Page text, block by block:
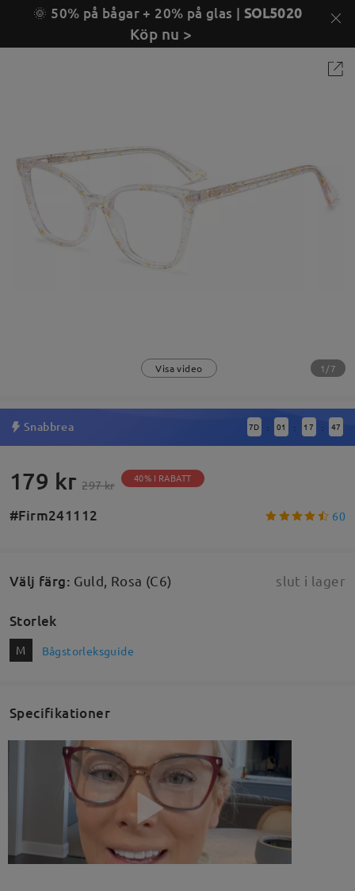
🌞 50% på bågar + 20% på glas | SOL5020
Köp nu >
Visa video 1/7
Snabbrea 7D : 01 : 17 : 47
179 kr 297 kr 40% I RABATT
#Firm241112 60
Välj färg: Guld, Rosa (C6) slut i lager
Storlek
M Bågstorleksguide
Specifikationer